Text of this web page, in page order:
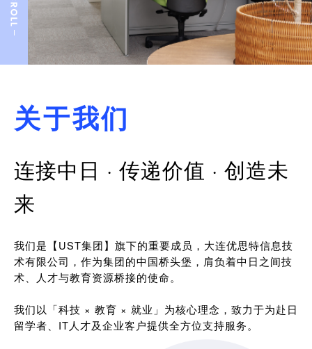
关于我们
连接中日 · 传递价值 · 创造未
来
我们是【UST集团】旗下的重要成员，大连优思特信息技
术有限公司，作为集团的中国桥头堡，肩负着中日之间技
术、人才与教育资源桥接的使命。
我们以「科技 × 教育 × 就业」为核心理念，致力于为赴日
留学者、IT人才及企业客户提供全方位支持服务。